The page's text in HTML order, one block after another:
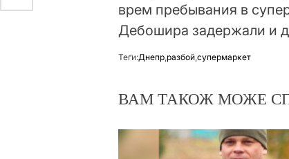
врем пребывания в
Дебошира задержали и
Теґи:Днепр,разбой,супермаркет
ВАМ ТАКОЖ МОЖЕ